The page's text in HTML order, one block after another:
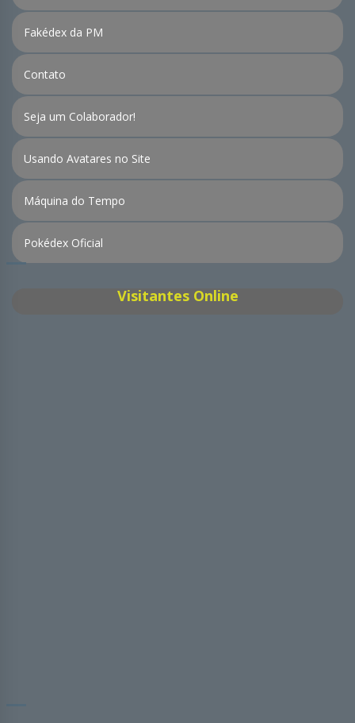
Fakédex da PM
Contato
Seja um Colaborador!
Usando Avatares no Site
Máquina do Tempo
Pokédex Oficial
Visitantes Online